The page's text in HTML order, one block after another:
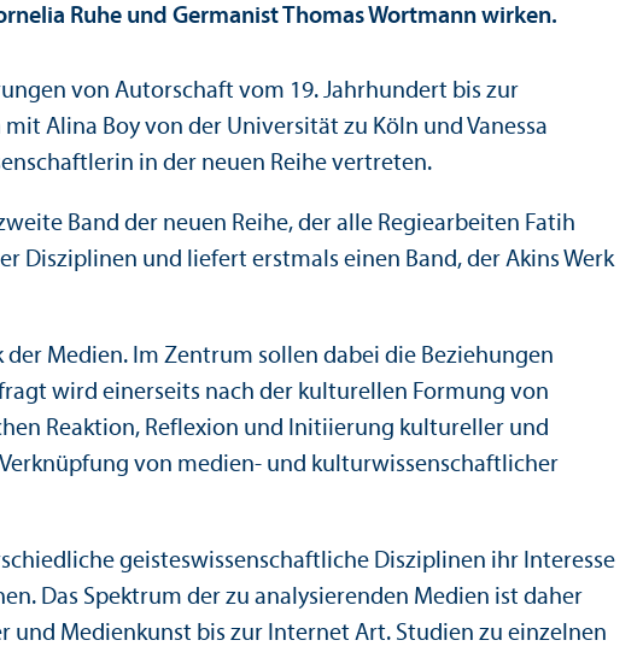
Ruhe und Germanist Thomas Wortmann wirken.
von Autorschaft vom 19. Jahrhundert bis zur
Alina Boy von der Universität zu Köln und Vanessa
in der neuen Reihe vertreten.
Band der neuen Reihe, der alle Regiearbeiten Fatih
Disziplinen und liefert erstmals einen Band, der Akins Werk
Medien. Im Zentrum sollen dabei die Beziehungen
wird einerseits nach der kulturellen Formung von
Reaktion, Reflexion und Initiierung kultureller und
von medien- und kultur­wissenschaft­licher
geistes­wissenschaft­liche Disziplinen ihr Interesse
Das Spektrum der zu analysierenden Medien ist daher
und Medienkunst bis zur Internet Art. Studien zu einzelnen